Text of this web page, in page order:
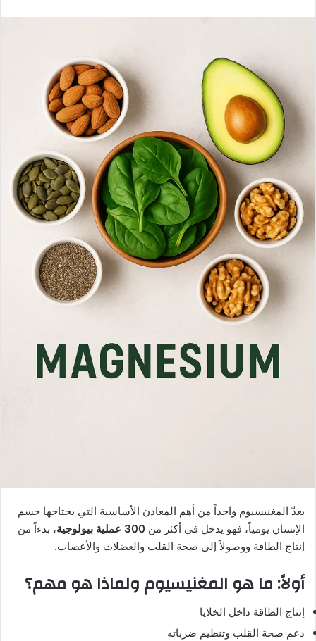
يعدّ المغنيسيوم واحداً من أهم المعادن الأساسية التي يحتاجها جسم
الإنسان يومياً، فهو يدخل في أكثر من 300 عملية بيولوجية
، بدءاً من
إنتاج الطاقة ووصولاً إلى صحة القلب والعضلات والأعصاب.
أولاً: ما هو المغنيسيوم ولماذا هو مهم؟
إنتاج الطاقة داخل الخلايا
دعم صحة القلب وتنظيم ضرباته